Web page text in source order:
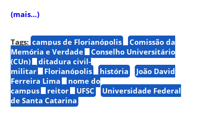
(mais…)
Tags: campus de Florianópolis
Comissão da
Memória e Verdade
Conselho Universitário
(CUn)
ditadura civil-
militar
Florianópolis história
João David
Ferreira Lima
nome do
campus
reitor UFSC
Universidade Federal
de Santa Catarina